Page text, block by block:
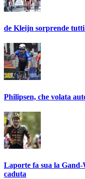
de Kleijn sorprende
Philipsen, che volata
Laporte fa sua la
caduta